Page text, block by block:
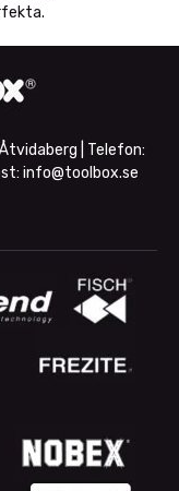
| Telefon:
info@toolbox.se